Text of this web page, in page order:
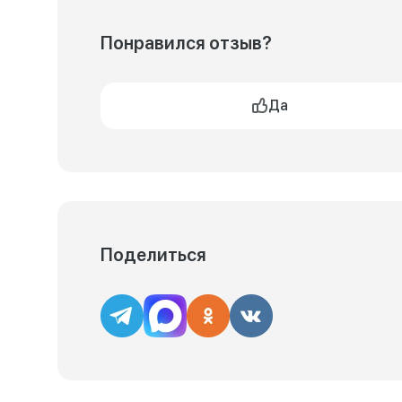
Понравился отзыв?
Да
Поделиться